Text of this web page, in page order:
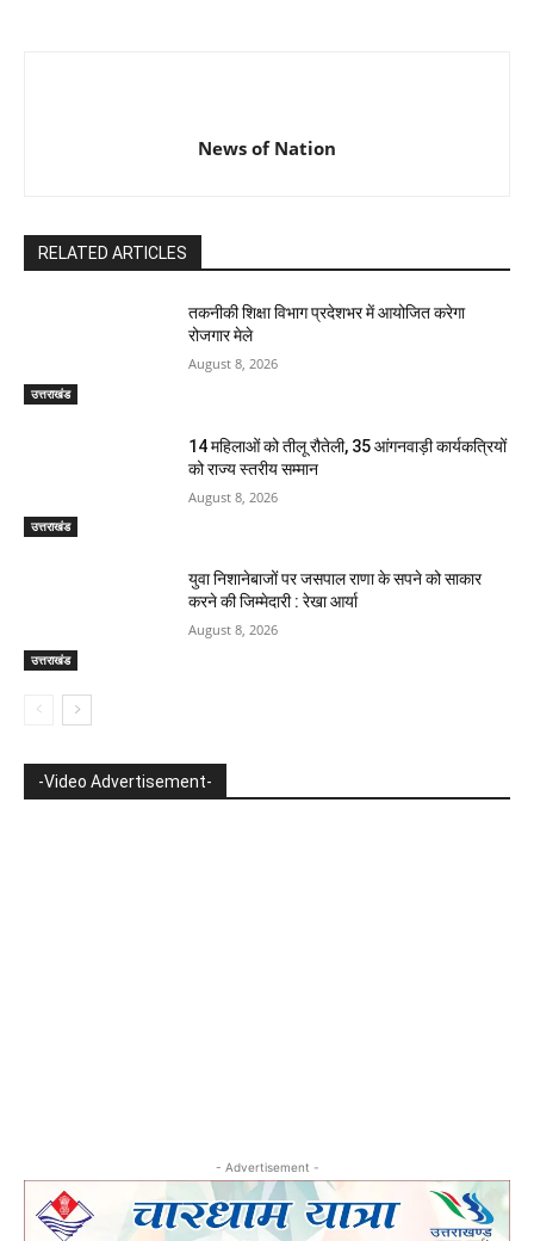
News of Nation
RELATED ARTICLES
उत्तराखंड
तकनीकी शिक्षा विभाग प्रदेशभर में आयोजित करेगा
रोजगार मेले
August 8, 2026
उत्तराखंड
14 महिलाओं को तीलू रौतेली, 35 आंगनवाड़ी कार्यकत्रियों
को राज्य स्तरीय सम्मान
August 8, 2026
उत्तराखंड
युवा निशानेबाजों पर जसपाल राणा के सपने को साकार
करने की जिम्मेदारी : रेखा आर्या
August 8, 2026
-Video Advertisement-
- Advertisement -